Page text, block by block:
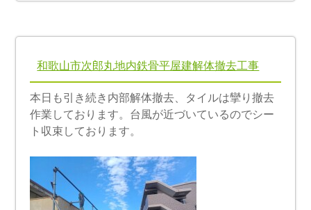
和歌山市次郎丸地内鉄骨平屋建解体撤去工事
本日も引き続き内部解体撤去、タイルは攣り撤去
作業しております。台風が近づいているのでシー
ト収束しております。